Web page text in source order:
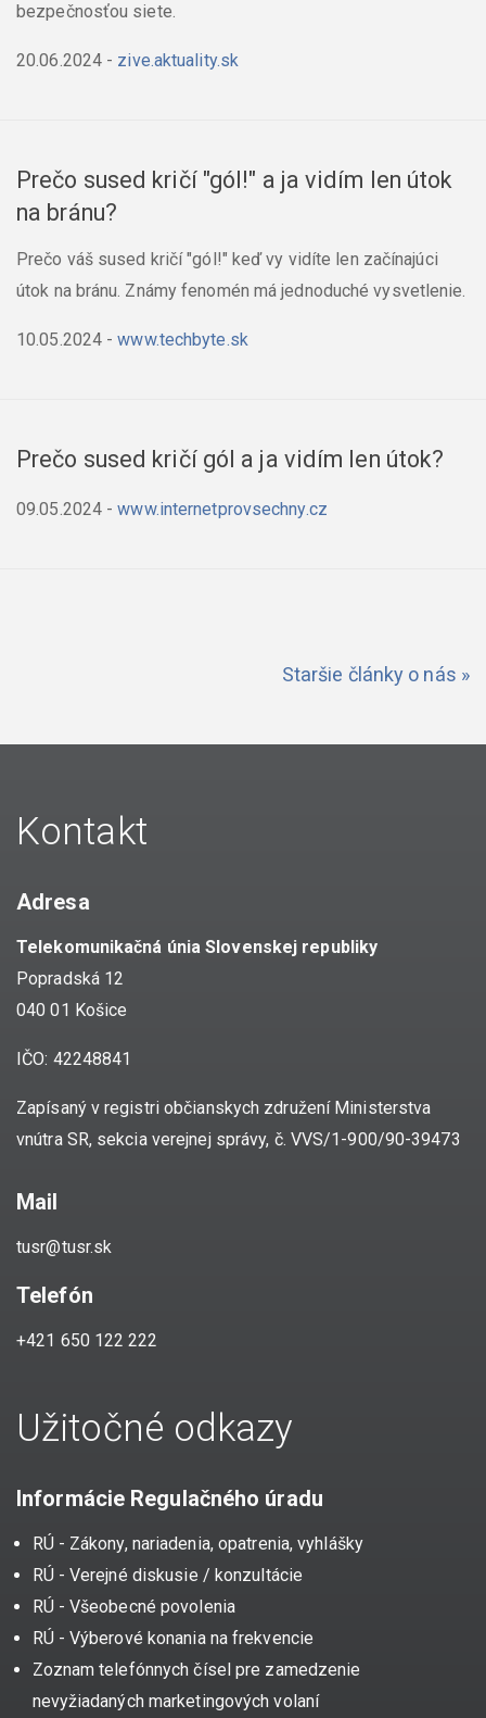
bezpečnosťou siete.
20.06.2024 - zive.aktuality.sk
Prečo sused kričí "gól!" a ja vidím len útok
na bránu?
Prečo váš sused kričí "gól!" keď vy vidíte len začínajúci
útok na bránu. Známy fenomén má jednoduché vysvetlenie.
10.05.2024 -www.techbyte.sk
Prečo sused kričí gól a ja vidím len útok?
09.05.2024 -www.internetprovsechny.cz
Staršie články o nás »
Kontakt
Adresa
Telekomunikačná únia Slovenskej republiky
Popradská 12
040 01 Košice
IČO: 42248841
Zapísaný v registri občianskych združení Ministerstva
vnútra SR, sekcia verejnej správy, č. VVS/1-900/90-39473
Mail
tusr@tusr.sk
Telefón
+421 650 122 222
Užitočné odkazy
Informácie Regulačného úradu
RÚ - Zákony, nariadenia, opatrenia, vyhlášky
RÚ - Verejné diskusie / konzultácie
RÚ - Všeobecné povolenia
RÚ - Výberové konania na frekvencie
Zoznam telefónnych čísel pre zamedzenie
nevyžiadaných marketingových volaní